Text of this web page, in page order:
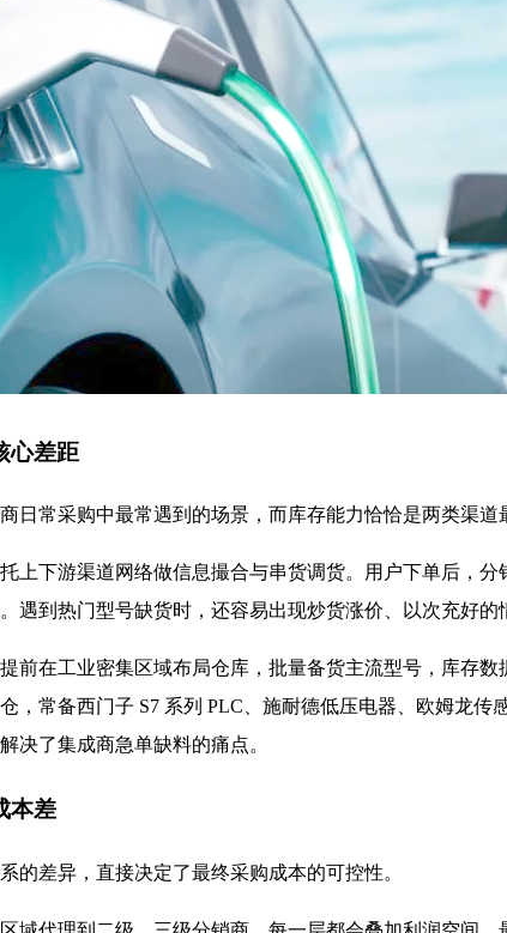
心差距
日常采购中最常遇到的场景，而库存能力恰恰是两类渠道
上下游渠道网络做信息撮合与串货调货。用户下单后，
遇到热门型号缺货时，还容易出现炒货涨价、以次充好
前在工业密集区域布局仓库，批量备货主流型号，库存
，常备西门子 S7 系列 PLC、施耐德低压电器、欧姆龙
决了集成商急单缺料的痛点。
本差
的差异，直接决定了最终采购成本的可控性。